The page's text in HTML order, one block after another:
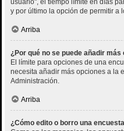
usuario", el tiempo límite en días
y por último la opción de permitir a
Arriba
¿Por qué no se puede añadir
El límite para opciones de una
necesita añadir más opciones a la
Administración.
Arriba
¿Cómo edito o borro una